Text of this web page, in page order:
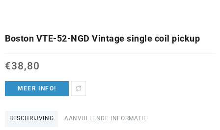
Boston VTE-52-NGD Vintage single coil pickup
€38,80
MEER INFO!
BESCHRIJVING AANVULLENDE INFORMATIE